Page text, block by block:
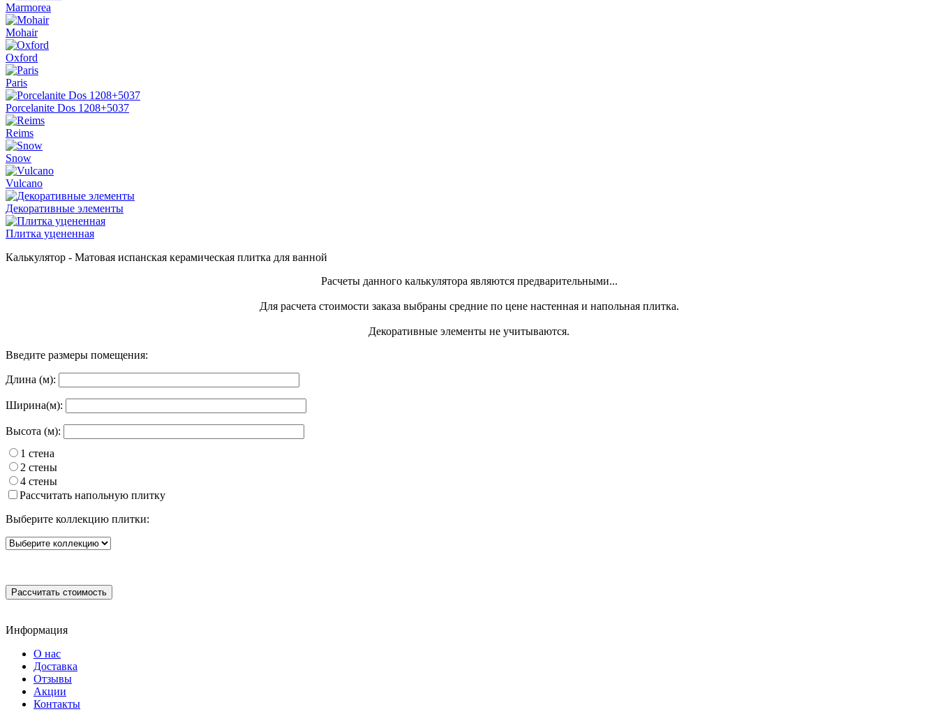
Marmorea
Mohair
Oxford
Paris
Porcelanite Dos 1208+5037
Reims
Snow
Vulcano
Декоративные элементы
Плитка уцененная
Калькулятор - Матовая испанская керамическая плитка для ванной
Расчеты данного калькулятора являются предварительными...
Для расчета стоимости заказа выбраны средние по цене настенная и напольная плитка.
Декоративные элементы не учитываются.
Введите размеры помещения:
Длина (м):
Ширина(м):
Высота (м):
1 стена
2 стены
4 стены
Рассчитать напольную плитку
Выберите коллекцию плитки:
Информация
О нас
Доставка
Отзывы
Акции
Контакты